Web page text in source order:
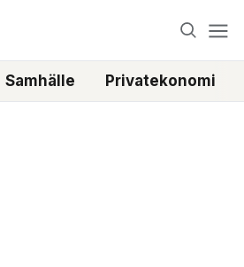
Samhälle Privatekonomi